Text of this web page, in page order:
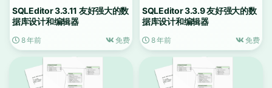
SQLEditor 3.3.11 友好强大的数
据库设计和编辑器
8 年前 免费
SQLEditor 3.3.9 友好强大的数
据库设计和编辑器
8 年前 免费